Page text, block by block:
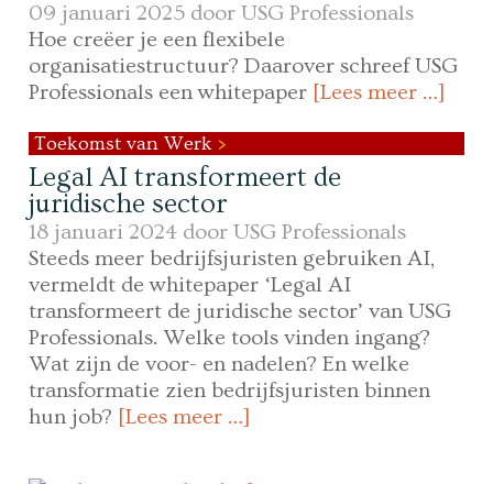
09 januari 2025 doorUSG Professionals
Hoe creëer je een flexibele
organisatiestructuur? Daarover schreef USG
Professionals een whitepaper [Lees meer …]
Toekomst van Werk
Legal AI transformeert de
juridische sector
18 januari 2024 doorUSG Professionals
Steeds meer bedrijfsjuristen gebruiken AI,
vermeldt de whitepaper ‘Legal AI
transformeert de juridische sector’ van USG
Professionals. Welke tools vinden ingang?
Wat zijn de voor- en nadelen? En welke
transformatie zien bedrijfsjuristen binnen
hun job? [Lees meer …]